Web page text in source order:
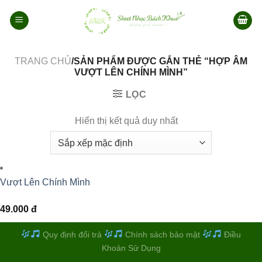
qua
TRANG CHỦ/SẢN PHẨM ĐƯỢC GẮN THẺ “HỢP ÂM
VƯỢT LÊN CHÍNH MÌNH”
LỌC
Hiển thị kết quả duy nhất
Vượt Lên Chính Mình
49.000 đ
Quy định đổi trả Chính sách bảo mật
Điều
Khoản Sử Dụng